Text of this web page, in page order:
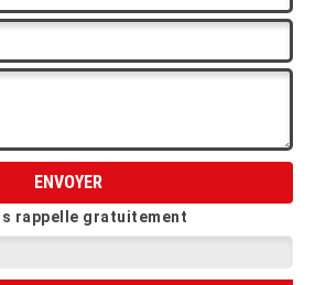
rappelle gratuitement